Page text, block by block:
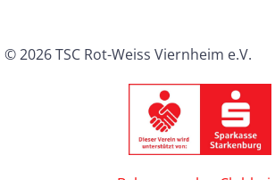
© 2026 TSC Rot-Weiss Viernheim e.V.